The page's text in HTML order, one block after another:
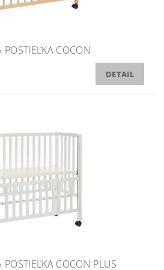
POSTIEĽKA COCON
DETAIL
POSTIEĽKA COCON PLUS